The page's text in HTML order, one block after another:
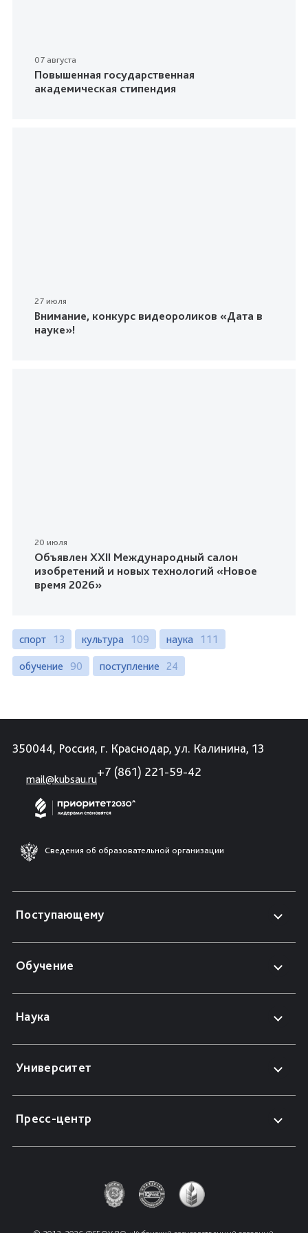
07 августа
Повышенная государственная
академическая стипендия
27 июля
Внимание, конкурс видеороликов «Дата в
науке»!
20 июля
Объявлен XXII Международный салон
изобретений и новых технологий «Новое
время 2026»
спорт 13 культура 109 наука 111
обучение 90 поступление 24
350044, Россия, г. Краснодар, ул. Калинина, 13
mail@kubsau.ru
+7 (861) 221-59-42
Сведения об образовательной организации
Поступающему
Обучение
Наука
Университет
Пресс-центр